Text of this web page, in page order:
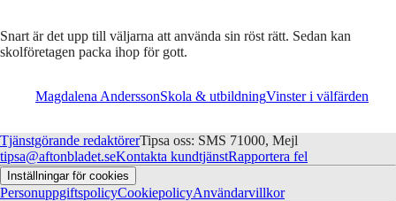
Snart är det upp till väljarna att använda sin röst rätt. Sedan kan
skolföretagen packa ihop för gott.
Magdalena AnderssonSkola & utbildningVinster i välfärden
Tjänstgörande redaktörerTipsa oss: SMS 71000, Mejl
tipsa@aftonbladet.seKontakta kundtjänstRapportera fel
Inställningar för cookies
PersonuppgiftspolicyCookiepolicyAnvändarvillkor